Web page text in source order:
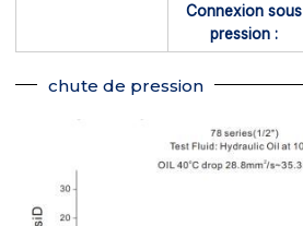
Connexion sous
pression :
chute de pression